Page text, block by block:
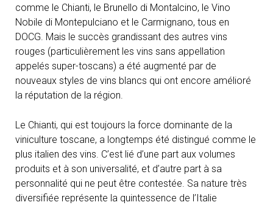
comme le Chianti, le Brunello di Montalcino, le Vino
Nobile di Montepulciano et le Carmignano, tous en
DOCG. Mais le succès grandissant des autres vins
rouges (particulièrement les vins sans appellation
appelés super-toscans) a été augmenté par de
nouveaux styles de vins blancs qui ont encore amélioré
la réputation de la région.
Le Chianti, qui est toujours la force dominante de la
viniculture toscane, a longtemps été distingué comme le
plus italien des vins. C’est lié d’une part aux volumes
produits et à son universalité, et d’autre part à sa
personnalité qui ne peut être contestée. Sa nature très
diversifiée représente la quintessence de l’Italie